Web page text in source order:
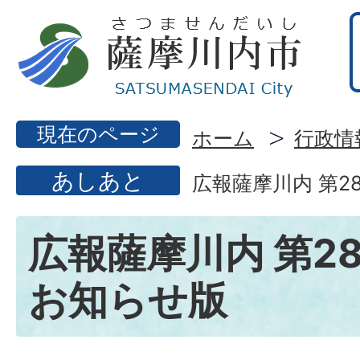
現在のページ ホーム 行政情
あしあと 広報薩摩川内 第
広報薩摩川内 第
お知らせ版